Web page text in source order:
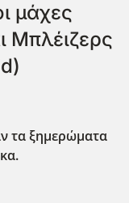
μάχες
Μπλέιζερς
τα ξημερώματα